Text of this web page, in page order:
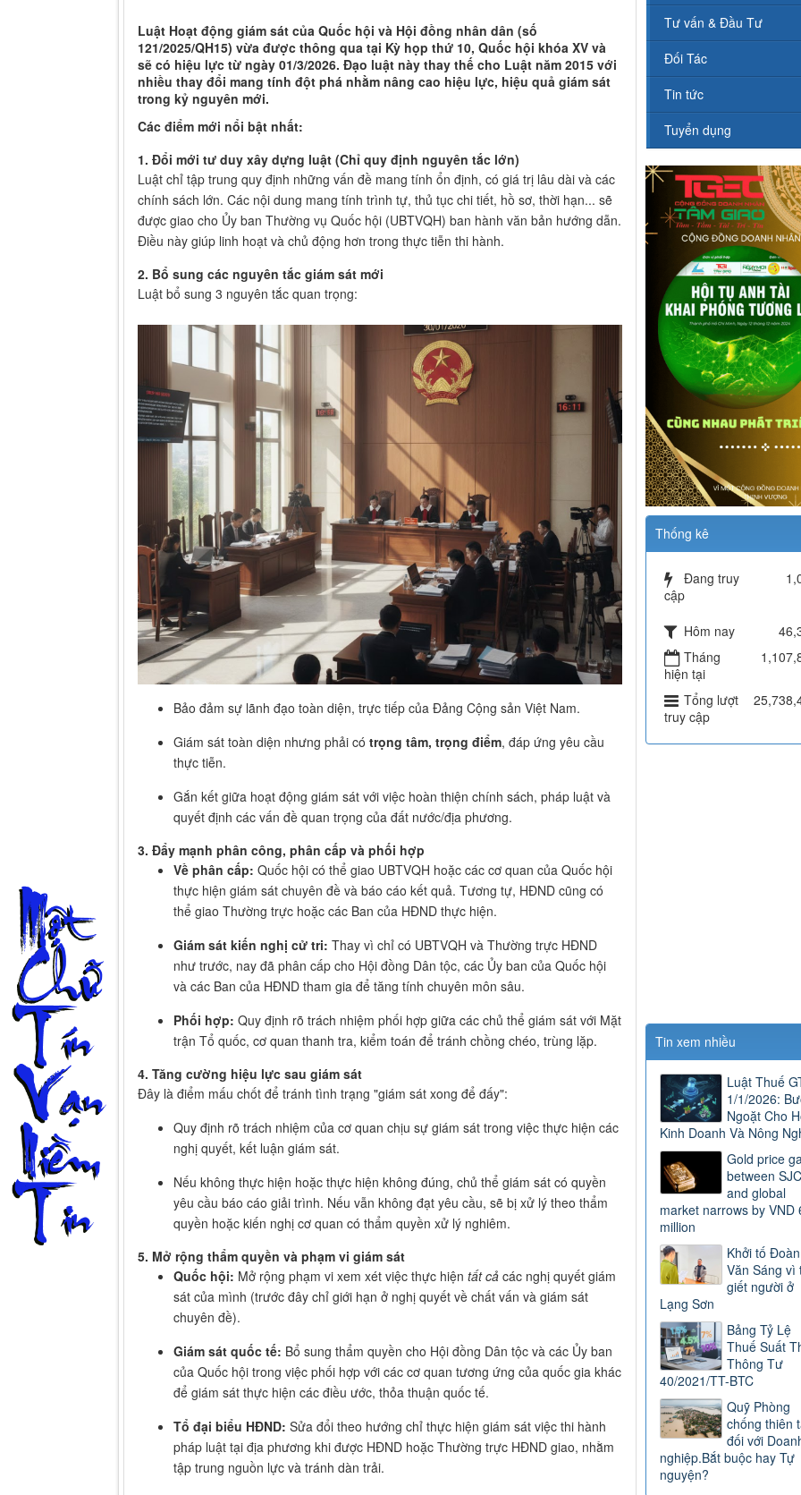
Luật Hoạt động giám sát của Quốc hội và Hội đồng nhân dân (số
121/2025/QH15) vừa được thông qua tại Kỳ họp thứ 10, Quốc hội khóa XV và
sẽ có hiệu lực từ ngày 01/3/2026. Đạo luật này thay thế cho Luật năm 2015 với
nhiều thay đổi mang tính đột phá nhằm nâng cao hiệu lực, hiệu quả giám sát
trong kỷ nguyên mới.
Các điểm mới nổi bật nhất:
1. Đổi mới tư duy xây dựng luật (Chỉ quy định nguyên tắc lớn)
Luật chỉ tập trung quy định những vấn đề mang tính ổn định, có giá trị lâu dài và các
chính sách lớn. Các nội dung mang tính trình tự, thủ tục chi tiết, hồ sơ, thời hạn... sẽ
được giao cho Ủy ban Thường vụ Quốc hội (UBTVQH) ban hành văn bản hướng dẫn.
Điều này giúp linh hoạt và chủ động hơn trong thực tiễn thi hành.
2. Bổ sung các nguyên tắc giám sát mới
Luật bổ sung 3 nguyên tắc quan trọng:
Bảo đảm sự lãnh đạo toàn diện, trực tiếp của Đảng Cộng sản Việt Nam.
Giám sát toàn diện nhưng phải có trọng tâm, trọng điểm, đáp ứng yêu cầu
thực tiễn.
Gắn kết giữa hoạt động giám sát với việc hoàn thiện chính sách, pháp luật và
quyết định các vấn đề quan trọng của đất nước/địa phương.
3. Đẩy mạnh phân công, phân cấp và phối hợp
Về phân cấp: Quốc hội có thể giao UBTVQH hoặc các cơ quan của Quốc hội
thực hiện giám sát chuyên đề và báo cáo kết quả. Tương tự, HĐND cũng có
thể giao Thường trực hoặc các Ban của HĐND thực hiện.
Giám sát kiến nghị cử tri: Thay vì chỉ có UBTVQH và Thường trực HĐND
như trước, nay đã phân cấp cho Hội đồng Dân tộc, các Ủy ban của Quốc hội
và các Ban của HĐND tham gia để tăng tính chuyên môn sâu.
Phối hợp: Quy định rõ trách nhiệm phối hợp giữa các chủ thể giám sát với Mặt
trận Tổ quốc, cơ quan thanh tra, kiểm toán để tránh chồng chéo, trùng lặp.
4. Tăng cường hiệu lực sau giám sát
Đây là điểm mấu chốt để tránh tình trạng "giám sát xong để đấy":
Quy định rõ trách nhiệm của cơ quan chịu sự giám sát trong việc thực hiện các
nghị quyết, kết luận giám sát.
Nếu không thực hiện hoặc thực hiện không đúng, chủ thể giám sát có quyền
yêu cầu báo cáo giải trình. Nếu vẫn không đạt yêu cầu, sẽ bị xử lý theo thẩm
quyền hoặc kiến nghị cơ quan có thẩm quyền xử lý nghiêm.
5. Mở rộng thẩm quyền và phạm vi giám sát
Quốc hội: Mở rộng phạm vi xem xét việc thực hiện tất cả các nghị quyết giám
sát của mình (trước đây chỉ giới hạn ở nghị quyết về chất vấn và giám sát
chuyên đề).
Giám sát quốc tế: Bổ sung thẩm quyền cho Hội đồng Dân tộc và các Ủy ban
của Quốc hội trong việc phối hợp với các cơ quan tương ứng của quốc gia khác
để giám sát thực hiện các điều ước, thỏa thuận quốc tế.
Tổ đại biểu HĐND: Sửa đổi theo hướng chỉ thực hiện giám sát việc thi hành
pháp luật tại địa phương khi được HĐND hoặc Thường trực HĐND giao, nhằm
tập trung nguồn lực và tránh dàn trải.
Tư vấn & Đầu Tư
Đối Tác
Tin tức
Tuyển dụng
Thống kê
Đang truy
cập
Hôm nay
Tháng
hiện tại
Tổng lượt
truy cập
Tin xem nhiều
Luật Thuế
1/1/2026:
Ngoặt Cho
Kinh Doanh Và Nông
Gold price
between SJC
and global
market narrows by VND
million
Khởi tố Đoàn
Văn Sáng vì
giết người ở
Lạng Sơn
Bảng Tỷ Lệ
Thuế Suất
Thông Tư
40/2021/TT-BTC
Quỹ Phòng
chống thiên
đối với
nghiệp.Bắt buộc hay Tự
nguyện?